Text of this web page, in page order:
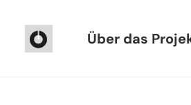
Über das